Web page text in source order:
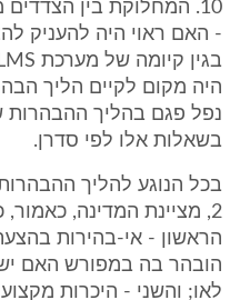
10. המחלוקת בין
היה מקום לקיים הליך
נפל פגם בהליך ההבהרות
בשאלות אלו לפי סדרן.
בכל הנוגע להליך
2, מציינת המדינה,
לאו; והשני - היכרות